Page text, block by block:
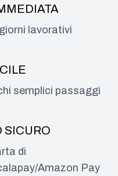
lavorativi
semplici passaggi
SICURO
di
Amazon Pay